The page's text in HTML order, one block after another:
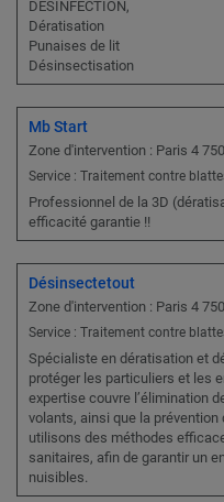
DESINFECTION,
Dératisation
Punaises de lit
Désinsectisation
Mb Start
Zone d'intervention : Paris 4
Service : Traitement contre
Professionnel de la 3D
efficacité garantie !!
Désinsectetout
Zone d'intervention : Paris 4
Service : Traitement contre
Spécialiste en dératisation et
protéger les particuliers et les
expertise couvre l’élimination
volants, ainsi que la
utilisons des méthodes
sanitaires, afin de garantir un
nuisibles.